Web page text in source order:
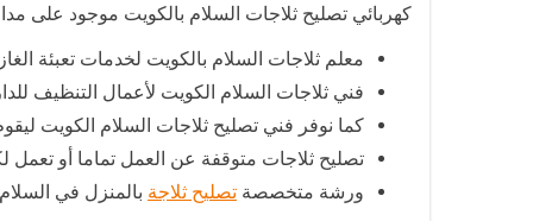
كهربائي تصليح ثلاجات السلام بالكويت موجود على
معلم ثلاجات السلام بالكويت لخدمات تعبئة
فني ثلاجات السلام الكويت لأعمال التنظيف
كما نوفر فني تصليح ثلاجات السلام الكويت
تصليح ثلاجات متوقفة عن العمل تماما أو تعمل
ورشة متخصصة تصليح ثلاجة بالمنزل في